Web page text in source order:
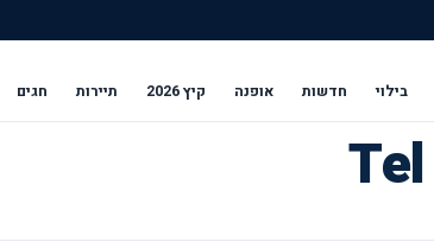
בילוי חדשות אופנה קיץ 2026 תיירות חגים